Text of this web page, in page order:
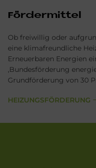
För­der­mit­tel
Ob freiwillig oder
eine klimafreundliche
Erneuerbaren Energien
‚Bundesförderung
Grundförderung von 30
HEIZUNGSFÖRDERUNG